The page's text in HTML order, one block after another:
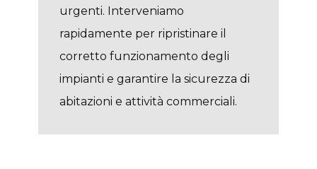
urgenti. Interveniamo
rapidamente per ripristinare il
corretto funzionamento degli
impianti e garantire la sicurezza di
abitazioni e attività commerciali.